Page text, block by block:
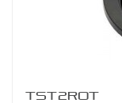
TST2ROT